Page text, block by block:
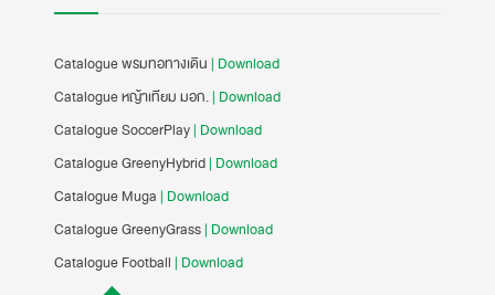
Catalogue พรมทอทางเดิน | Download
Catalogue หญ้าเทียม มอก.| Download
Catalogue SoccerPlay| Download
Catalogue GreenyHybrid| Download
Catalogue Muga | Download
Catalogue GreenyGrass| Download
Catalogue Football | Download